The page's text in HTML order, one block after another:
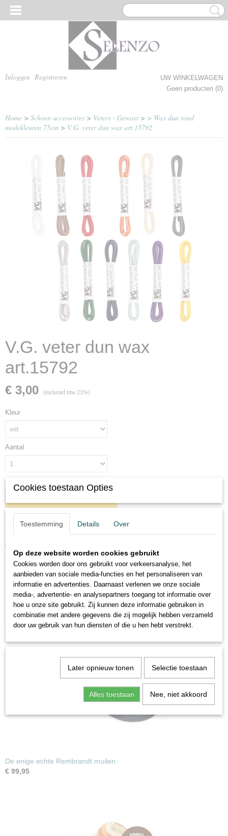
Inloggen Registreren
UW WINKELWAGEN
Geen producten (0)
Home > Schoen accessoires > Veters - Gewaxt > > Wax dun rond
modekleuren 75cm > V.G. veter dun wax art.15792
V.G. veter dun wax
art.15792
€ 3,00 (inclusief btw 21%)
Kleur
Aantal
Omschrijving
Waxveters van 75 cm in diverse mode kleuren.
Ook interessant
De enige echte Rembrandt muilen
€ 99,95
Cookies toestaan Opties
Toestemming Details Over
Op deze website worden cookies gebruikt
Cookies worden door ons gebruikt voor verkeersanalyse, het
aanbieden van sociale media-functies en het personaliseren van
informatie en advertenties. Daarnaast verlenen we onze sociale
media-, advertentie- en analysepartners toegang tot informatie over
hoe u onze site gebruikt. Zij kunnen deze informatie gebruiken in
combinatie met andere gegevens die zij mogelijk hebben verzameld
door uw gebruik van hun diensten of die u hen hebt verstrekt.
Later opnieuw tonen Selectie toestaan
Alles toestaan Nee, niet akkoord